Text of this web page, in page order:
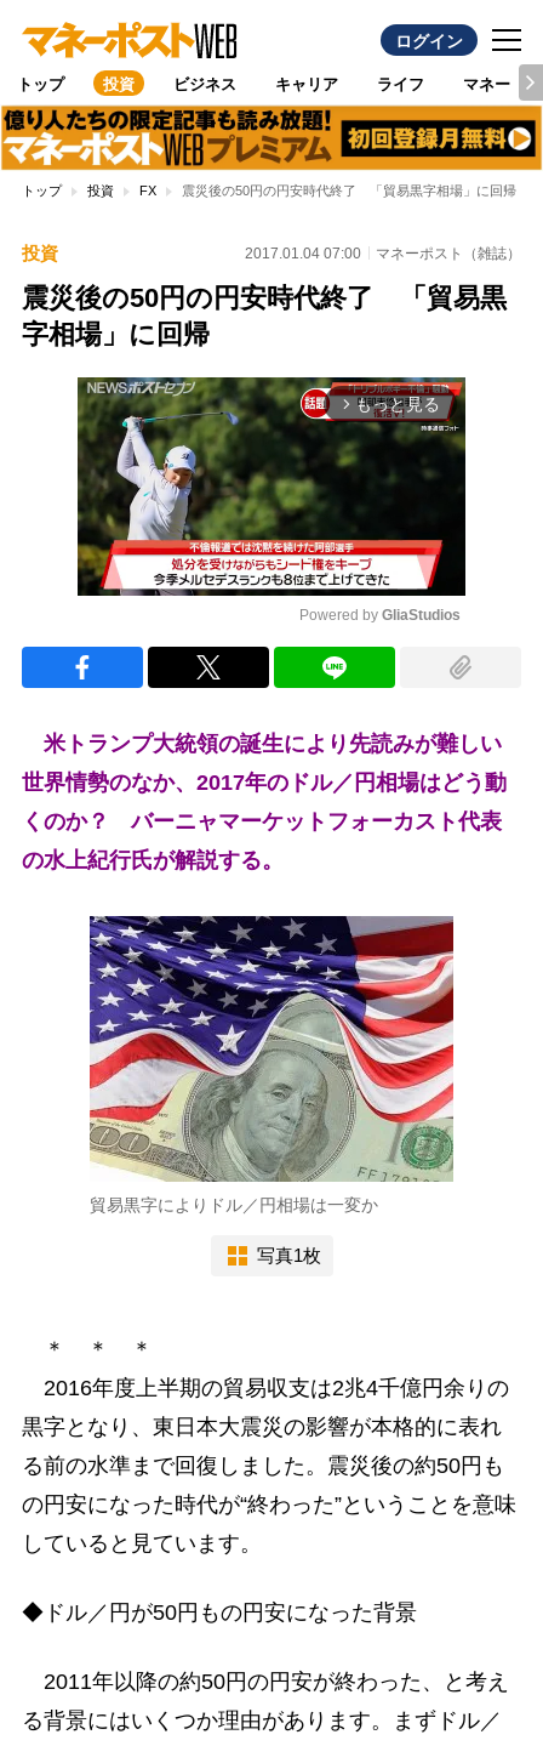
ログイン
トップ 投資 ビジネス キャリア ライフ マネー
トップ 投資 FX 震災後の50円の円安時代終了 「貿易黒字相場」に回帰
投資 2017.01.04 07:00 マネーポスト（雑誌）
震災後の50円の円安時代終了 「貿易黒
字相場」に回帰
arrow_forward_ios もっと見る
Powered by GliaStudios
米トランプ大統領の誕生により先読みが難しい
世界情勢のなか、2017年のドル／円相場はどう動
くのか？ バーニャマーケットフォーカスト代表
の水上紀行氏が解説する。
貿易黒字によりドル／円相場は一変か
写真1枚
＊ ＊ ＊
2016年度上半期の貿易収支は2兆4千億円余りの
黒字となり、東日本大震災の影響が本格的に表れ
る前の水準まで回復しました。震災後の約50円も
の円安になった時代が“終わった”ということを意味
していると見ています。
◆ドル／円が50円もの円安になった背景
2011年以降の約50円の円安が終わった、と考え
る背景にはいくつか理由があります。まずドル／